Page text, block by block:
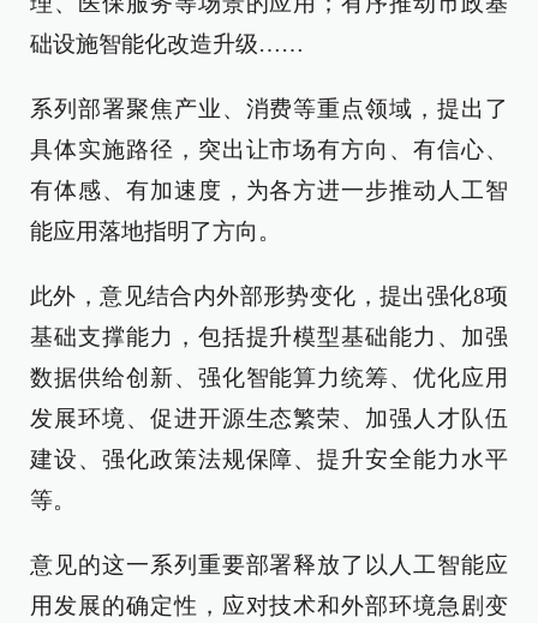
础设施智能化改造升级……
系列部署聚焦产业、消费等重点领域，提出了
具体实施路径，突出让市场有方向、有信心、
有体感、有加速度，为各方进一步推动人工智
能应用落地指明了方向。
此外，意见结合内外部形势变化，提出强化8项
基础支撑能力，包括提升模型基础能力、加强
数据供给创新、强化智能算力统筹、优化应用
发展环境、促进开源生态繁荣、加强人才队伍
建设、强化政策法规保障、提升安全能力水平
等。
意见的这一系列重要部署释放了以人工智能应
用发展的确定性，应对技术和外部环境急剧变